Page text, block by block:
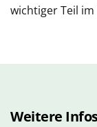
wichtiger Teil im
Weitere